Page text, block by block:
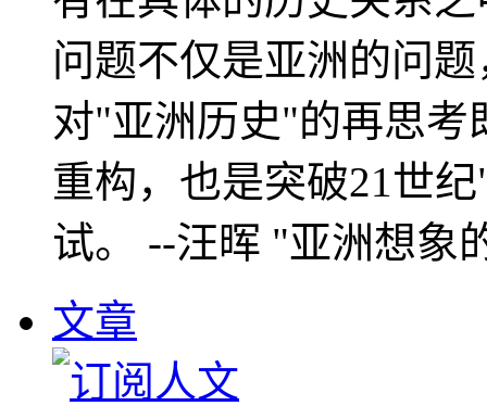
问题不仅是亚洲的问
对"亚洲历史"的再思考
重构，也是突破21世
试。 --汪晖 "亚洲想象
文章